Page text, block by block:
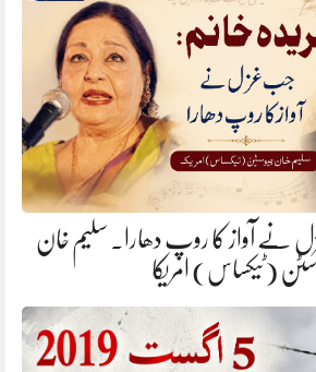
نے آواز کا روپ دھارا. سلیم خان
(ٹیکساس) امریکا